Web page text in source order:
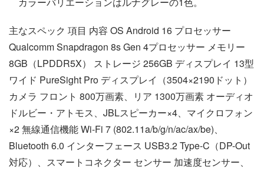
主なスペック 項目 内容 OS Android 16 プロセッサー
Qualcomm Snapdragon 8s Gen 4プロセッサー メモリー
8GB（LPDDR5X） ストレージ 256GB ディスプレイ 13型
ワイド PureSight Pro ディスプレイ（3504×2190ドット）
カメラ フロント 800万画素、リア 1300万画素 オーディオ
ドルビー・アトモス、JBLスピーカー×4、マイクロフォン
×2 無線通信機能 Wi-Fi 7 (802.11a/b/g/n/ac/ax/be)、
Bluetooth 6.0 インターフェース USB3.2 Type-C（DP-Out
対応）、スマートコネクター センサー 加速度センサー、